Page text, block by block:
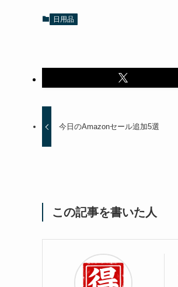
日用品
今日のAmazonセール追加5選
この記事を書いた人